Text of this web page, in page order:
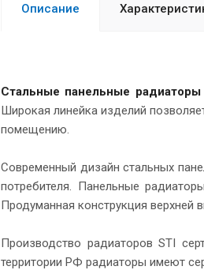
Описание
Стальные панельные радиаторы
Широкая линейка изделий
помещению.
Современный дизайн стальных
потребителя. Панельные
Продуманная конструкция верхней
Производство радиаторов STI
территории РФ радиаторы имеют